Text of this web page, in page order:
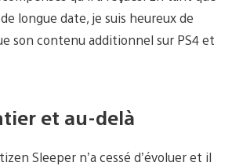
longue date, je suis heureux de
son contenu additionnel sur PS4 et
et au-delà
Sleeper n’a cessé d’évoluer et il